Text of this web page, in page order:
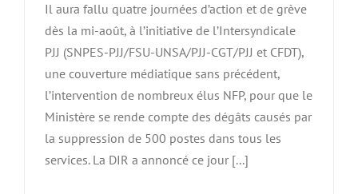
Il aura fallu quatre journées d’action et de grève
dès la mi-août, à l’initiative de l’Intersyndicale
PJJ (SNPES-PJJ/FSU-UNSA/PJJ-CGT/PJJ et CFDT),
une couverture médiatique sans précédent,
l’intervention de nombreux élus NFP, pour que le
Ministère se rende compte des dégâts causés par
la suppression de 500 postes dans tous les
services. La DIR a annoncé ce jour [...]